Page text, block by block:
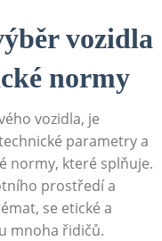
vozidla‌
normy
vozidla, je
parametry a‌
normy, které⁢ splňuje.
prostředí a
se ‌etické a
mnoha​ řidičů.